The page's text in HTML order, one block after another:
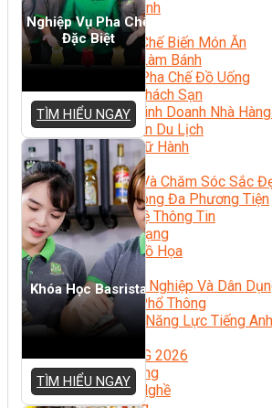
Bếp Gia Đình
Trung Cấp CET
Kỹ Thuật Chế Biến Món Ăn
Kỹ Thuật Làm Bánh
Kỹ Thuật Pha Chế Đồ Uống
Quản Trị Khách Sạn
Quản Lý Kinh Doanh Nhà
Hướng Dẫn Du Lịch
Quản Trị Lữ Hành
Marketing
Tạo Mẫu Và Chăm Sóc Sắc
Truyền Thông Đa Phương Tiện
Công Nghệ Thông Tin
An Ninh Mạng
Thiết Kế Đồ Họa
Âm Nhạc
Điện Công Nghiệp Và Dân
Văn Hóa Phổ Thông
Nâng Cao Năng Lực Tiếng
HỌC BỔNG 2026
Học kỹ năng
Đào Tạo Nghề
Nghiệp Vụ Pha Chế
Đặc Biệt
TÌM HIỂU NGAY
Khóa Học Basrista
TÌM HIỂU NGAY